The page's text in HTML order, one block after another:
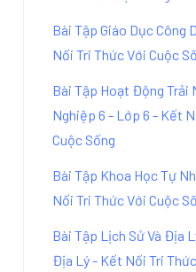
Bài Tập Giáo Dục Công
Nối Tri Thức Với Cuộc
Bài Tập Hoạt Động Trải
Nghiệp 6 - Lớp 6 - Kết
Cuộc Sống
Bài Tập Khoa Học Tự
Nối Tri Thức Với Cuộc
Bài Tập Lịch Sử Và Địa
Địa Lý - Kết Nối Tri